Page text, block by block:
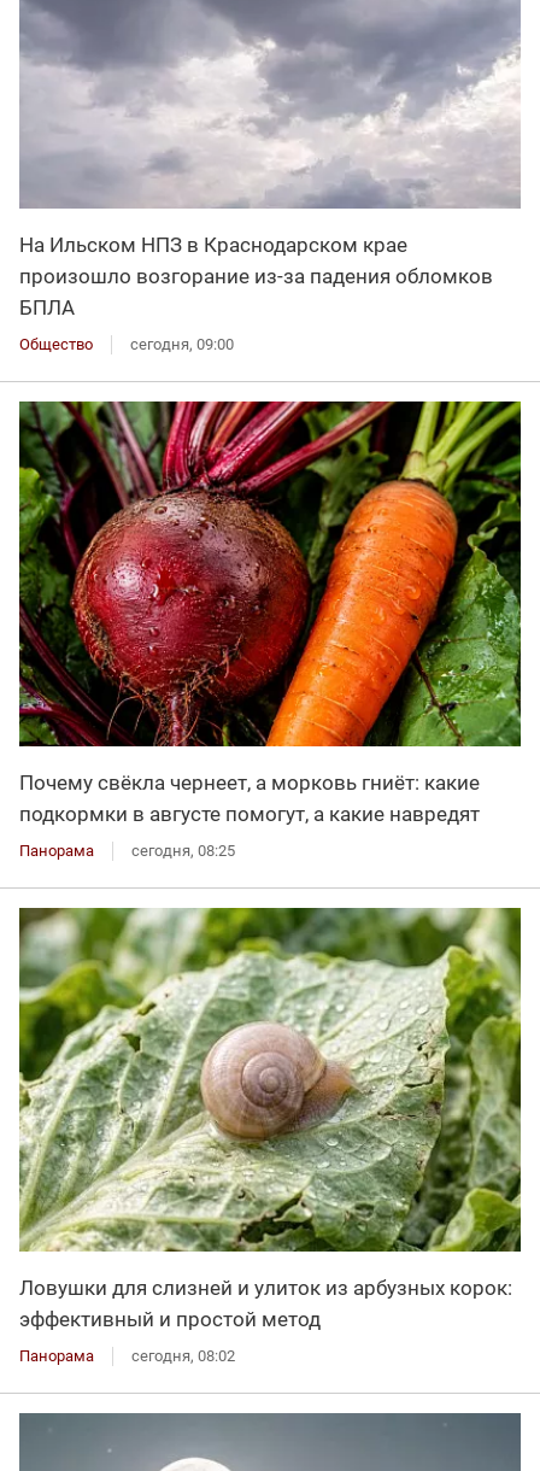
На Ильском НПЗ в Краснодарском крае
произошло возгорание из-за падения обломков
БПЛА
Общество сегодня, 09:00
Почему свёкла чернеет, а морковь гниёт: какие
подкормки в августе помогут, а какие навредят
Панорама сегодня, 08:25
Ловушки для слизней и улиток из арбузных корок:
эффективный и простой метод
Панорама сегодня, 08:02